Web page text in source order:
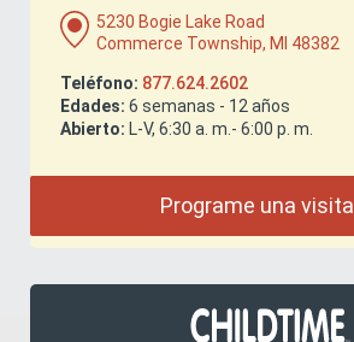
5230 Bogie Lake Road
Commerce Township, MI 48382
Teléfono: 877.624.2602
Edades: 6 semanas - 12 años
Abierto: L-V, 6:30 a. m.- 6:00 p. m.
Programe una visita